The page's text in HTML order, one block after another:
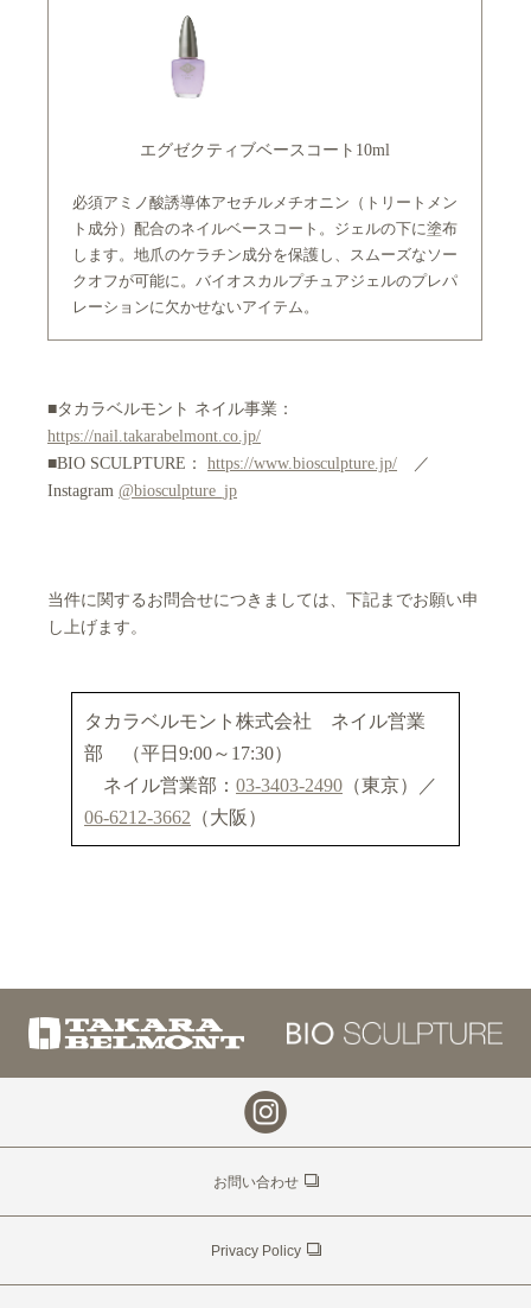
エグゼクティブベースコート10ml
必須アミノ酸誘導体アセチルメチオニン（トリートメン
ト成分）配合のネイルベースコート。ジェルの下に塗布
します。地爪のケラチン成分を保護し、スムーズなソー
クオフが可能に。バイオスカルプチュアジェルのプレパ
レーションに欠かせないアイテム。
■タカラベルモント ネイル事業：
https://nail.takarabelmont.co.jp/
■BIO SCULPTURE：https://www.biosculpture.jp/ ／
Instagram@biosculpture_jp
当件に関するお問合せにつきましては、下記までお願い申
し上げます。
タカラベルモント株式会社 ネイル営業
部 （平日9:00～17:30）
ネイル営業部：03-3403-2490 （東京）／
06-6212-3662 （大阪）
お問い合わせ
Privacy Policy